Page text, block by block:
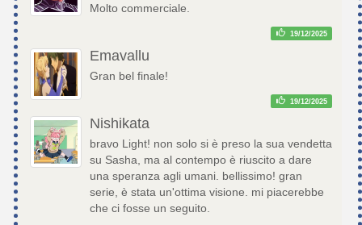
Molto commerciale.
19/12/2025
Emavallu
Gran bel finale!
19/12/2025
Nishikata
bravo Light! non solo si è preso la sua vendetta
su Sasha, ma al contempo è riuscito a dare
una speranza agli umani. bellissimo! gran
serie, è stata un'ottima visione. mi piacerebbe
che ci fosse un seguito.